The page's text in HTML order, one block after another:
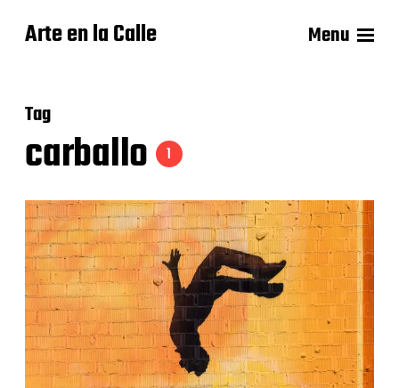
Arte en la Calle Menu
Tag
carballo 1